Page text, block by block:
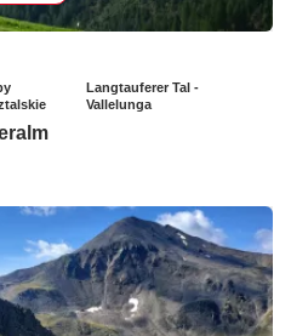
Langtauferer Tal -
Vallelunga